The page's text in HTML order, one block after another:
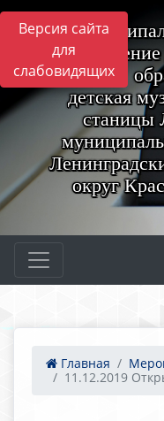
Версия сайта
для
слабовидящих
детская
станицы
округ
Главная
11.12.2019